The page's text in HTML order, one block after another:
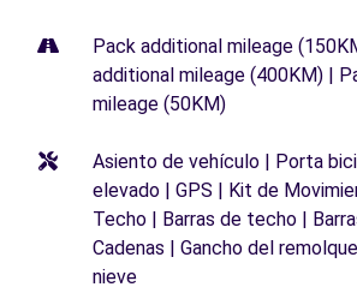
Pack additional mileage
additional mileage (400KM) |
mileage (50KM)
Asiento de vehículo | Porta
elevado | GPS | Kit de
Techo | Barras de techo |
Cadenas | Gancho del
nieve